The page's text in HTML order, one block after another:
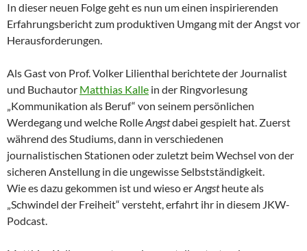
In dieser neuen Folge geht es nun um einen inspirierenden
Erfahrungsbericht zum produktiven Umgang mit der Angst vor
Herausforderungen.
Als Gast von Prof. Volker Lilienthal berichtete der Journalist
und Buchautor Matthias Kalle in der Ringvorlesung
„Kommunikation als Beruf“ von seinem persönlichen
Werdegang und welche RolleAngstdabei gespielt hat. Zuerst
während des Studiums, dann in verschiedenen
journalistischen Stationen oder zuletzt beim Wechsel von der
sicheren Anstellung in die ungewisse Selbstständigkeit.
Wie es dazu gekommen ist und wieso erAngstheute als
„Schwindel der Freiheit“ versteht, erfahrt ihr in diesem JKW-
Podcast.